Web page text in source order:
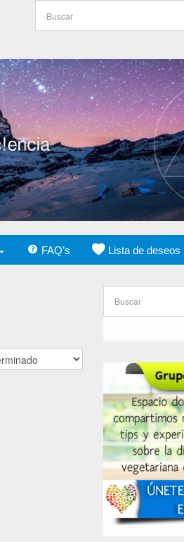
FAQ’s Lista de deseos